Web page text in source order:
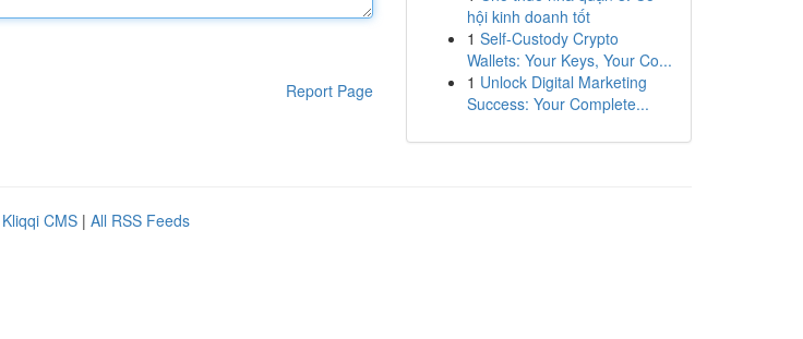
Report Page
hội kinh doanh tốt
1 Self-Custody Crypto
Wallets: Your Keys, Your Co...
1 Unlock Digital Marketing
Success: Your Complete...
Kliqqi CMS | All RSS Feeds